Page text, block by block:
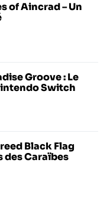
of Aincrad – Un
Groove : Le
Switch
Black Flag
des Caraïbes